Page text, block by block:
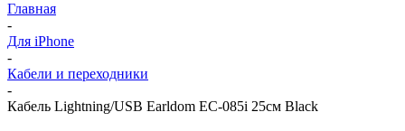
Главная
-
Для iPhone
-
Кабели и переходники
-
Кабель Lightning/USB Earldom EC-085i 25см Black